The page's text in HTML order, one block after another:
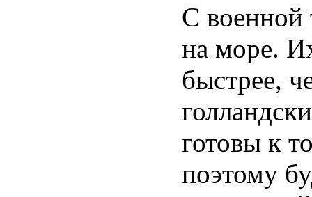
С военной
на море.
быстрее,
готовы к
поэтому